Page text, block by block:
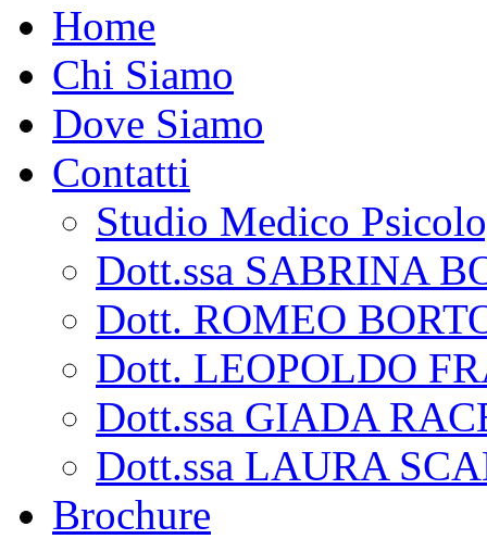
Home
Chi Siamo
Dove Siamo
Contatti
Studio Medico
Dott.ssa SABRINA
Dott. ROMEO
Dott. LEOPOLDO
Dott.ssa GIADA
Dott.ssa LAURA
Brochure